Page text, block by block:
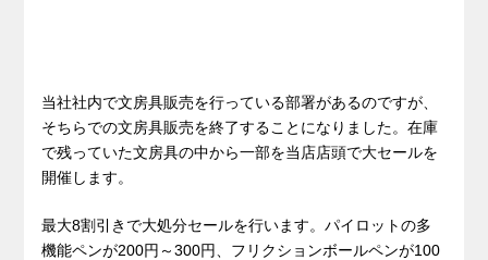
当社社内で文房具販売を行っている部署があるのですが、
そちらでの文房具販売を終了することになりました。在庫
で残っていた文房具の中から一部を当店店頭で大セールを
開催します。
最大8割引きで大処分セールを行います。パイロットの多
機能ペンが200円～300円、フリクションボールペンが100